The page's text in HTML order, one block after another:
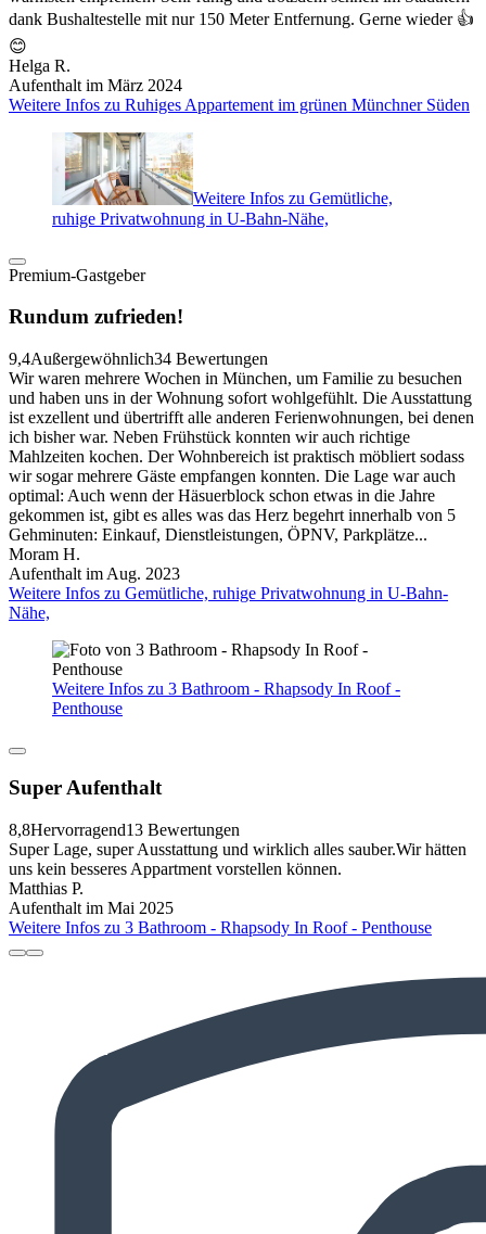
dank Bushaltestelle mit nur 150 Meter Entfernung. Gerne wieder 👍
😊
Helga R.
Aufenthalt im März 2024
Weitere Infos zu Ruhiges Appartement im grünen Münchner Süden
Weitere Infos zu Gemütliche,
ruhige Privatwohnung in U-Bahn-Nähe,
Premium-Gastgeber
Rundum zufrieden!
9,4Außergewöhnlich34 Bewertungen
Wir waren mehrere Wochen in München, um Familie zu besuchen
und haben uns in der Wohnung sofort wohlgefühlt. Die Ausstattung
ist exzellent und übertrifft alle anderen Ferienwohnungen, bei denen
ich bisher war. Neben Frühstück konnten wir auch richtige
Mahlzeiten kochen. Der Wohnbereich ist praktisch möbliert sodass
wir sogar mehrere Gäste empfangen konnten. Die Lage war auch
optimal: Auch wenn der Häsuerblock schon etwas in die Jahre
gekommen ist, gibt es alles was das Herz begehrt innerhalb von 5
Gehminuten: Einkauf, Dienstleistungen, ÖPNV, Parkplätze...
Moram H.
Aufenthalt im Aug. 2023
Weitere Infos zu Gemütliche, ruhige Privatwohnung in U-Bahn-
Nähe,
Weitere Infos zu 3 Bathroom - Rhapsody In Roof -
Penthouse
Super Aufenthalt
8,8Hervorragend13 Bewertungen
Super Lage, super Ausstattung und wirklich alles sauber.Wir hätten
uns kein besseres Appartment vorstellen können.
Matthias P.
Aufenthalt im Mai 2025
Weitere Infos zu 3 Bathroom - Rhapsody In Roof - Penthouse